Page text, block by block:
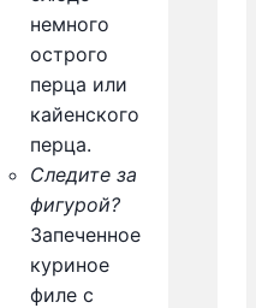
немного
острого
перца или
кайенского
перца.
Следите за
фигурой?
Запеченное
куриное
филе с